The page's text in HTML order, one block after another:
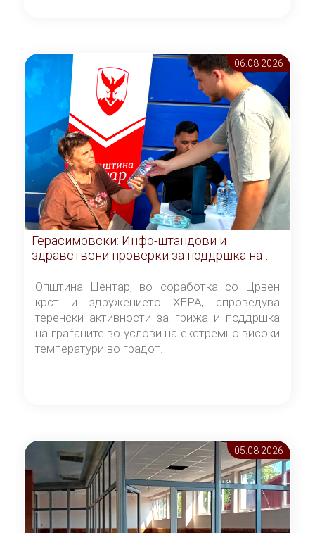
06.08 2026
Герасимовски: Инфо-штандови и
здравствени проверки за поддршка на
граѓаните во услови на топлотен бран
Општина Центар, во соработка со Црвен
крст и здружението ХЕРА, спроведува
теренски активности за грижа и поддршка
на граѓаните во услови на екстремно високи
температури во градот.
05.08 2026